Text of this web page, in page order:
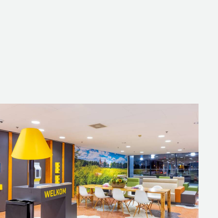
met een stof in
waaronder twee
poefen, die in de vorm
belangrijk speerpunt van
in coronatijd kon de anderhalve
“De uitbouw is